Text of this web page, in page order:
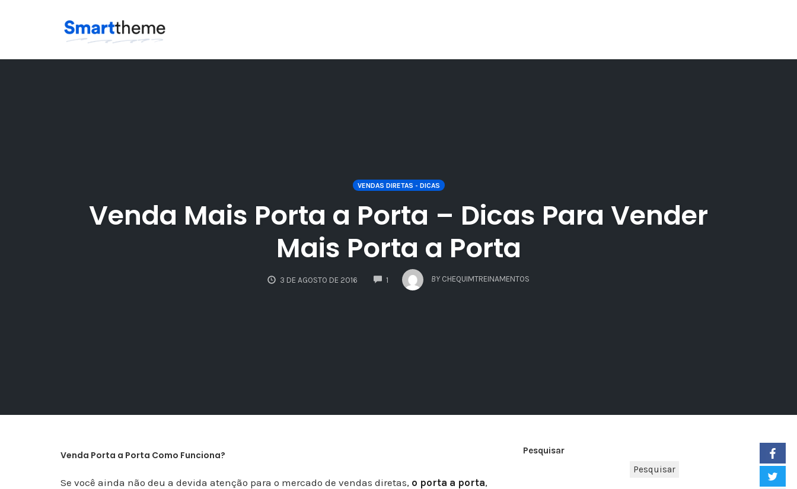
VENDAS DIRETAS - DICAS
Venda Mais Porta a Porta – Dicas Para Vender
Mais Porta a Porta
3 DE AGOSTO DE 2016 1
COMMENTS
BY CHEQUIMTREINAMENTOS
Venda Porta a Porta Como Funciona?
Se você ainda não deu a devida atenção para o mercado de vendas diretas, o porta a porta,
Pesquisar
Pesquisar